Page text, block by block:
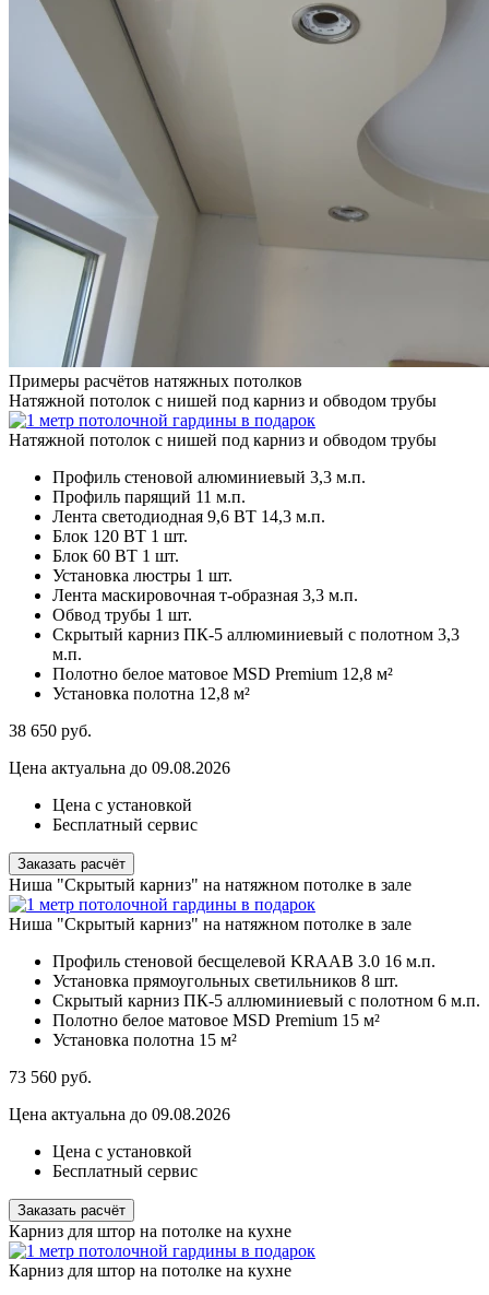
Примеры расчётов натяжных потолков
Натяжной потолок с нишей под карниз и обводом трубы
Натяжной потолок с нишей под карниз и обводом трубы
Профиль стеновой алюминиевый 3,3 м.п.
Профиль парящий 11 м.п.
Лента светодиодная 9,6 ВТ 14,3 м.п.
Блок 120 ВТ 1 шт.
Блок 60 ВТ 1 шт.
Установка люстры 1 шт.
Лента маскировочная т-образная 3,3 м.п.
Обвод трубы 1 шт.
Скрытый карниз ПК-5 аллюминиевый с полотном 3,3
м.п.
Полотно белое матовое MSD Premium 12,8 м²
Установка полотна 12,8 м²
38 650 руб.
Цена актуальна до 09.08.2026
Цена с установкой
Бесплатный сервис
Заказать расчёт
Ниша "Скрытый карниз" на натяжном потолке в зале
Ниша "Скрытый карниз" на натяжном потолке в зале
Профиль стеновой бесщелевой KRAAB 3.0 16 м.п.
Установка прямоугольных светильников 8 шт.
Скрытый карниз ПК-5 аллюминиевый с полотном 6 м.п.
Полотно белое матовое MSD Premium 15 м²
Установка полотна 15 м²
73 560 руб.
Цена актуальна до 09.08.2026
Цена с установкой
Бесплатный сервис
Заказать расчёт
Карниз для штор на потолке на кухне
Карниз для штор на потолке на кухне